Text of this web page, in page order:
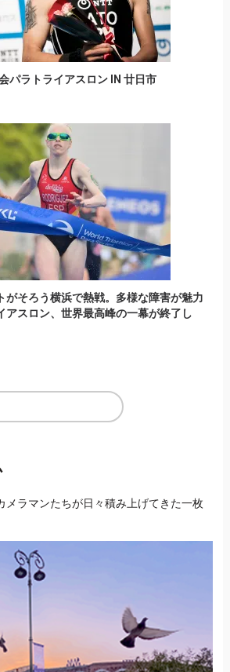
パラトライアスロン IN 廿日市
がそろう横浜で熱戦。多様な障害が魅力
アスロン、世界最高峰の一幕が終了し
メラマンたちが日々積み上げてきた一枚